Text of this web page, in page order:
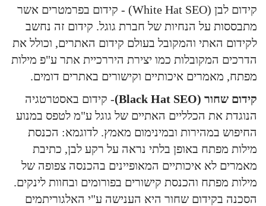
קידום לבן (White Hat SEO) - קידום בפרמטרים אשר
מתבססות על הנחיות של חברת גוגל. קידום זה נחשב
לקידום האתי והמקובל בעולם קידום האתרים, וכולל את
הדרכים המקובלות כמו יצירת היררכיית אתר ע"פ מילות
מפתח, מאמרים איכותיים וקישורים באתרים דומים.
קידום שחור (Black Hat SEO)
- קידום באסטרטגיה
הנוגדת את הכלליים האתיים של גוגל ע"מ לטפס במנוע
החיפוש במהירות ובמינימום מאמץ. לדוגמא: הכנסת
מילות מפתח באופן בלתי נראה על רקע לבן, כתיבת
מאמרים לא איכותיים המאופיינים בהכנסה צפופה של
מילות מפתח והכנסת קישורים בפורומים ובחוות לינקים.
הסכנה בקידום שחור היא הענישה ע"י האלגוריתמים